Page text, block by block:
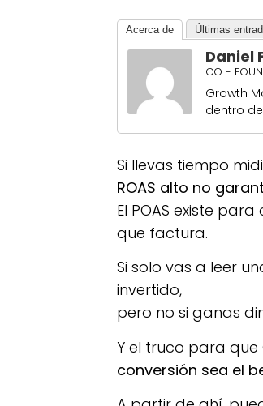
Acerca de Últimas
Daniel
CO -
Growth
dentro
Si llevas tiempo
ROAS alto no
El POAS existe
que factura.
Si solo vas a leer
invertido,
pero no si ganas
Y el truco para
conversión sea el